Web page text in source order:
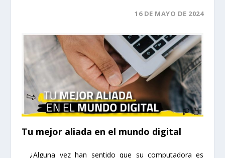
16 DE MAYO DE 2024
Tu mejor aliada en el mundo digital
¿Alguna vez han sentido que su computadora es